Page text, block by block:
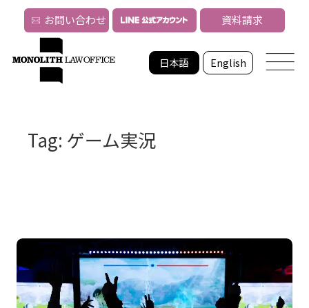
日本語 English
お問い合わせ 資料請求
Tag: ゲーム実況